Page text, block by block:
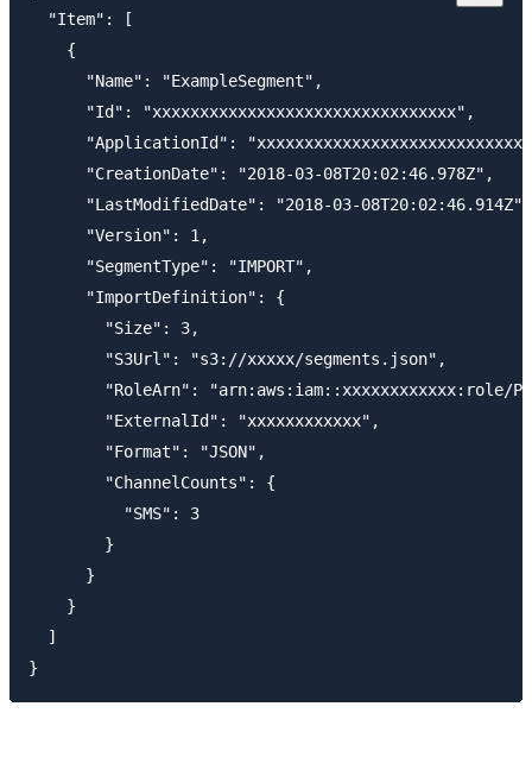
  "Item": [
    {
      "Name": "ExampleSegment",
      "Id": "xxxxxxxxxxxxxxxxxxxxxxxxxxxxxxxx",
"ApplicationId":
      "CreationDate": "2018-03-08T20:02:46.978Z",
      "LastModifiedDate": "2018-03-08T20:02:46.914Z",
      "Version": 1,
      "SegmentType": "IMPORT",
      "ImportDefinition": {
        "Size": 3,
        "S3Url": "s3://xxxxx/segments.json",
"RoleArn": "arn:aws:iam::xxxxxxxxxxxx:role/
        "ExternalId": "xxxxxxxxxxxx",
        "Format": "JSON",
        "ChannelCounts": {
          "SMS": 3
        }
      }
    }
  ]